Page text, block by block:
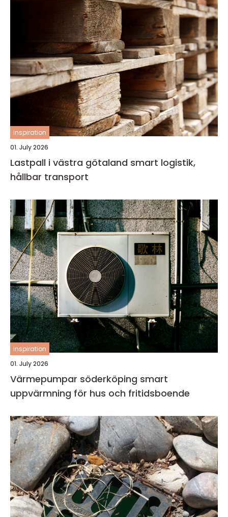
inspiration
01. July 2026
Lastpall i västra götaland smart logistik,
hållbar transport
inspiration
01. July 2026
Värmepumpar söderköping smart
uppvärmning för hus och fritidsboende